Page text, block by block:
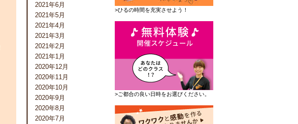
2021年6月
2021年5月
2021年4月
2021年3月
2021年2月
2021年1月
2020年12月
2020年11月
2020年10月
2020年9月
2020年8月
2020年7月
>ひるの時間を充実させよう！
>ご都合の良い日時をお選びください。